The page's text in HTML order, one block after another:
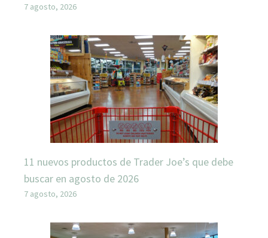
7 agosto, 2026
11 nuevos productos de Trader Joe’s que debe
buscar en agosto de 2026
7 agosto, 2026